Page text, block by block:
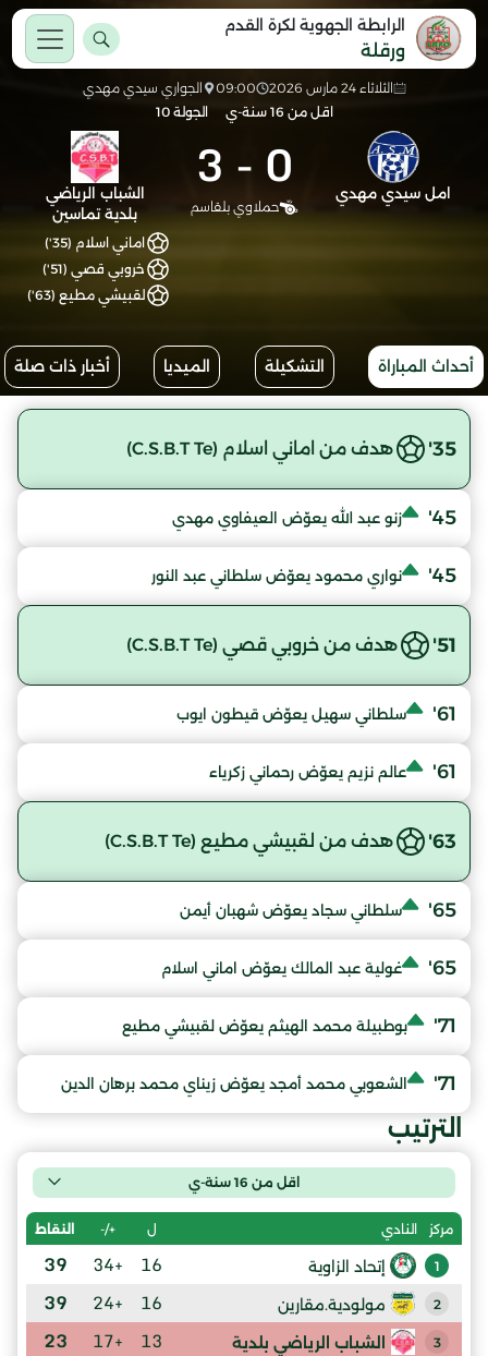
الرابطة الجهوية لكرة القدم
ورقلة
الثلاثاء 24 مارس 2026 09:00
الجواري سيدي مهدي
اقل من 16 سنة-ي
الجولة 10
امل سيدي مهدي 0
-
3
حملاوي بلقاسم
الشباب الرياضي
بلدية تماسين
اماني اسلام (35')
خروبي قصي (51')
لقبيشي مطيع (63')
أحداث المباراة التشكيلة الميديا أخبار ذات صلة
35' هدف من اماني اسلام (C.S.B.T Te)
45' زنو عبد الله يعوّض العيفاوي مهدي
45' نواري محمود يعوّض سلطاني عبد النور
51' هدف من خروبي قصي (C.S.B.T Te)
61' سلطاني سهيل يعوّض قيطون ايوب
61' عالم نزيم يعوّض رحماني زكرياء
63' هدف من لقبيشي مطيع (C.S.B.T Te)
65' سلطاني سجاد يعوّض شهبان أيمن
65' غولية عبد المالك يعوّض اماني اسلام
71' بوطبيلة محمد الهيثم يعوّض لقبيشي مطيع
71' الشعوبي محمد أمجد يعوّض زيناي محمد برهان الدين
الترتيب
اقل من 16 سنة-ي
مركز النادي ل +/- النقاط
1 إتحاد الزاوية 16
+34
39
2 مولودية.مقارين 16
+24
39
3
الشباب الرياضي بلدية
13
+17
23